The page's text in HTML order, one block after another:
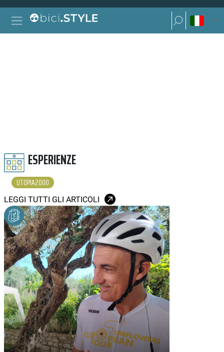
Vai al contenuto
Navigazione principale
Ricerca per:
Ricerca per:
ESPERIENZE
UTOPIA2000
LEGGI TUTTI GLI ARTICOLI